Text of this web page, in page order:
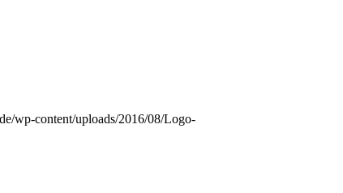
wp-content/uploads/2016/08/Logo-